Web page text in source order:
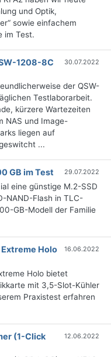
und Optik,
sowie einfachem
im Test.
1208-8C
30.07.2022
der QSW-
Testlaborarbeit.
kürzere Wartezeiten
NAS und Image-
liegen auf
...
GB im Test 29.07.2022
eine günstige M.2-SSD
NAND-Flash in TLC-
GB-Modell der Familie
Extreme Holo
16.06.2022
Holo bietet
mit 3,5-Slot-Kühler
Praxistest erfahren
(1-Click
12.06.2022